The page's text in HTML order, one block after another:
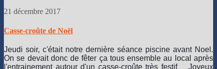
21 décembre 2017
Casse-croûte de Noël
Jeudi soir, c'était notre dernière séance piscine avant Noel.
On se devait donc de fêter ça tous ensemble au local après
l'entrainement autour d'un casse-croûte très festif
Joyeux